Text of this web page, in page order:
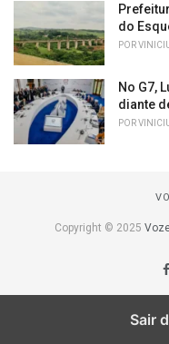
do
POR
No G7,
diante
POR
Copyright © 2025
Sair